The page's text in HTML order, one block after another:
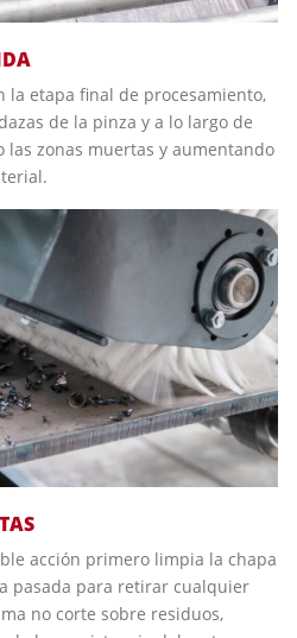
etapa final de procesamiento,
de la pinza y a lo largo de
zonas muertas y aumentando
acción primero limpia la chapa
pasada para retirar cualquier
no corte sobre residuos,